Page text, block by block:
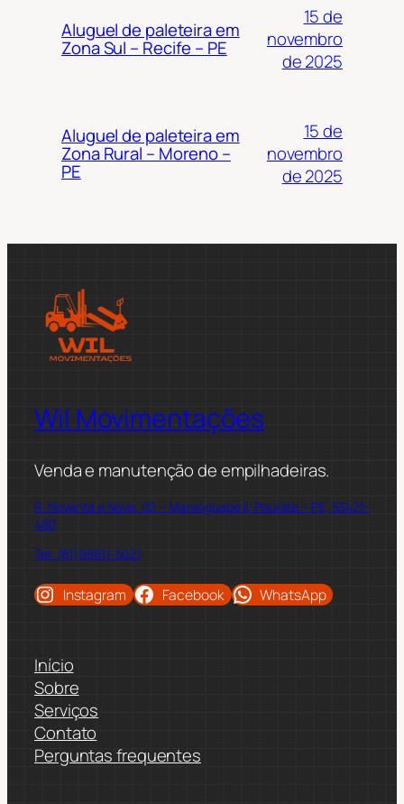
Aluguel de paleteira em
Zona Sul – Recife – PE
15 de
novembro
de 2025
Aluguel de paleteira em
Zona Rural – Moreno –
PE
15 de
novembro
de 2025
Wil Movimentações
Venda e manutenção de empilhadeiras.
R. Noventa e Nove, 02 – Maranguape II, Paulista – PE, 53421-
480
Tel: (81)98811-5021
Instagram Facebook WhatsApp
Início
Sobre
Serviços
Contato
Perguntas frequentes